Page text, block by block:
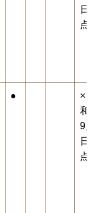
●
×
9